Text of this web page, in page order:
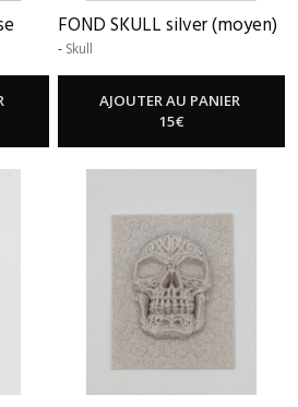
FOND SKULL silver (moyen)
- Skull
AJOUTER AU PANIER
15€